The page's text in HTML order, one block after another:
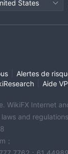
States
Alertes de
Aide
WikiFX Internet
and
；